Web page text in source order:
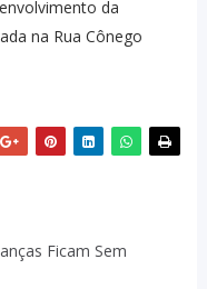
da
na Rua Cônego
Ficam Sem